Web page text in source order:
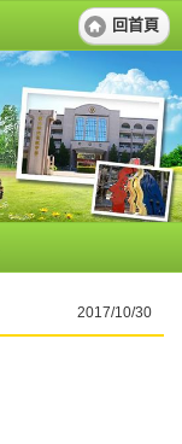
回首頁
2017/10/30